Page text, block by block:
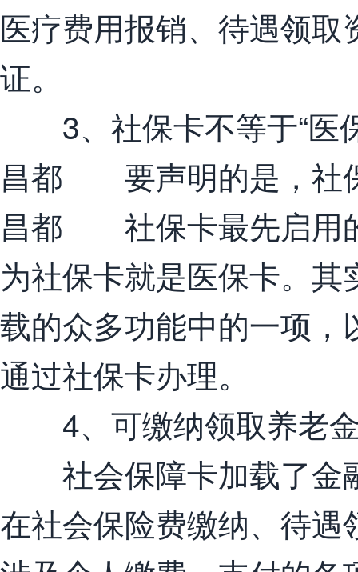
医疗费用报销、待遇领
证。
3、社保卡不等于“医
昌都 要声明的是，社
昌都 社保卡最先启用
为社保卡就是医保卡。
载的众多功能中的一项
通过社保卡办理。
4、可缴纳领取养老
社会保障卡加载了金
在社会保险费缴纳、待